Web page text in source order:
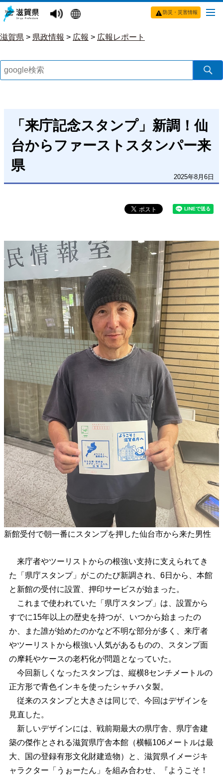
防災・災害情報
滋賀県 > 県政情報 > 広報 > 広報レポート
「来庁記念スタンプ」新調！仙
台からファーストスタンパー来
県
2025年8月6日
新館受付で朝一番にスタンプを押した仙台市から来た男性
来庁者やツーリストからの根強い支持に支えられてき
た「県庁スタンプ」がこのたび新調され、6日から、本館
と新館の受付に設置、押印サービスが始まった。
これまで使われていた「県庁スタンプ」は、設置から
すでに15年以上の歴史を持つが、いつから始まったの
か、また誰が始めたのかなど不明な部分が多く、来庁者
やツーリストから根強い人気があるものの、スタンプ面
の摩耗やケースの老朽化が問題となっていた。
今回新しくなったスタンプは、縦横8センチメートルの
正方形で青色インキを使ったシャチハタ製。
従来のスタンプと大きさは同じで、今回はデザインを
見直した。
新しいデザインには、戦前期最大の県庁舎、県庁舎建
築の傑作とされる滋賀県庁舎本館（横幅106メートルは最
大、国の登録有形文化財建造物）と、滋賀県イメージキ
ャラクター「うぉーたん」を組み合わせ、『ようこそ！